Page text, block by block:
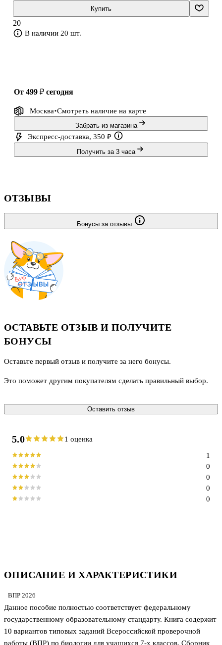
Купить
20
В наличии 20 шт.
от 499 ₽ сегодня
Москва Смотреть наличие на карте
Забрать из магазина
Экспресс-доставка, 350 ₽
Получить за 3 часа
ОПИСАНИЕ И ХАРАКТЕРИСТИКИ
ВПР 2026
Данное пособие полностью соответствует федеральному
государственному образовательному стандарту. Книга содержит
10 вариантов типовых заданий Всероссийской проверочной
работы (ВПР) по биологии для учащихся 7-х классов. Сборник
ОТЗЫВЫ
Бонусы за отзывы
ОСТАВЬТЕ ОТЗЫВ И ПОЛУЧИТЕ
БОНУСЫ
Оставьте первый отзыв и получите за него бонусы.
Это поможет другим покупателям сделать правильный выбор.
Оставить отзыв
5.0 1 оценка
0
0
0
0
1